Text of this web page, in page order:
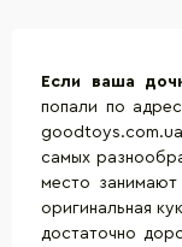
Если ваша
попали по
самых
место
оригинальная
достаточно